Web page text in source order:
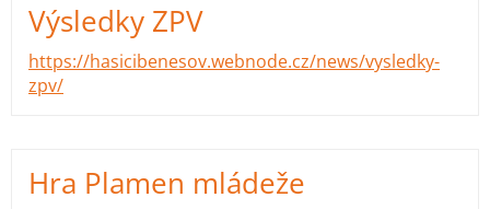
Výsledky ZPV
https://hasicibenesov.webnode.cz/news/vysledky-
zpv/
Hra Plamen mládeže